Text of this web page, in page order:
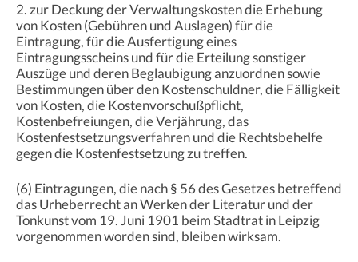
2. zur Deckung der Verwaltungskosten die Erhebung
von Kosten (Gebühren und Auslagen) für die
Eintragung, für die Ausfertigung eines
Eintragungsscheins und für die Erteilung sonstiger
Auszüge und deren Beglaubigung anzuordnen sowie
Bestimmungen über den Kostenschuldner, die Fälligkeit
von Kosten, die Kostenvorschußpflicht,
Kostenbefreiungen, die Verjährung, das
Kostenfestsetzungsverfahren und die Rechtsbehelfe
gegen die Kostenfestsetzung zu treffen.
(6) Eintragungen, die nach § 56 des Gesetzes betreffend
das Urheberrecht an Werken der Literatur und der
Tonkunst vom 19. Juni 1901 beim Stadtrat in Leipzig
vorgenommen worden sind, bleiben wirksam.